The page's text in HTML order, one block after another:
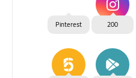
200
Pinterest